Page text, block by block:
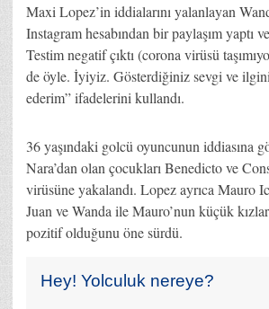
Maxi Lopez’in iddialarını yalanlayan
Instagram hesabından bir paylaşım yaptı
Testim negatif çıktı (corona virüsü
de öyle. İyiyiz. Gösterdiğiniz sevgi ve
ederim” ifadelerini kullandı.
36 yaşındaki golcü oyuncunun iddiasına
Nara’dan olan çocukları Benedicto ve
virüsüne yakalandı. Lopez ayrıca Mauro
Juan ve Wanda ile Mauro’nun küçük
pozitif olduğunu öne sürdü.
Hey! Yolculuk nereye?